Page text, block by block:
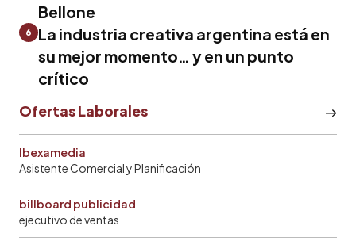
Bellone
6
La industria creativa argentina está en
su mejor momento… y en un punto
crítico
Ofertas Laborales
Ibexamedia
Asistente Comercial y Planificación
billboard publicidad
ejecutivo de ventas